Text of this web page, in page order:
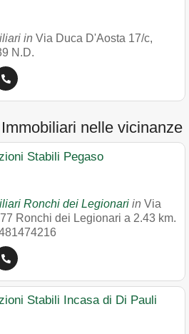
in Via Duca D'Aosta 17/c,
N.D.
nelle vicinanze
Stabili Pegaso
Ronchi dei Legionari in Via
Ronchi dei Legionari a 2.43 km.
Stabili Incasa di Di Pauli